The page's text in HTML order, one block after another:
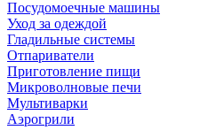
Посудомоечные машины
Уход за одеждой
Гладильные системы
Отпариватели
Приготовление пищи
Микроволновые печи
Мультиварки
Аэрогрили